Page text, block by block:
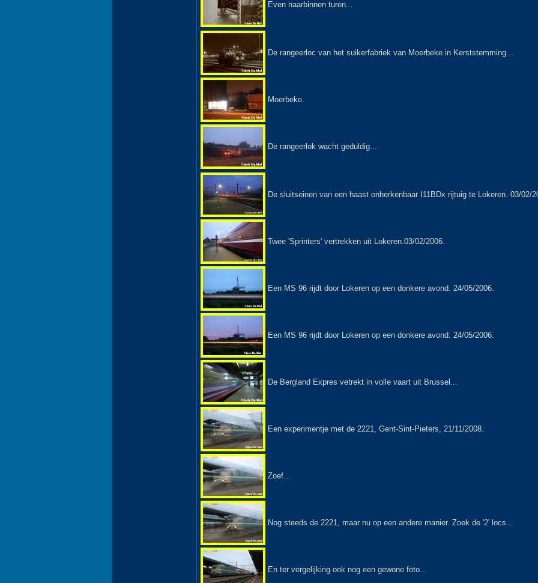
Even naarbinnen turen...
De rangeerloc van het suikerfabriek van Moerbeke in Kerststemming...
Moerbeke.
De rangeerlok wacht geduldig...
De sluitseinen van een haast onherkenbaar I11BDx rijtuig te Lokeren. 03/02/
Twee 'Sprinters' vertrekken uit Lokeren.03/02/2006.
Een MS 96 rijdt door Lokeren op een donkere avond. 24/05/2006.
Een MS 96 rijdt door Lokeren op een donkere avond. 24/05/2006.
De Bergland Expres vetrekt in volle vaart uit Brussel...
Een experimentje met de 2221, Gent-Sint-Pieters, 21/11/2008.
Zoef...
Nog steeds de 2221, maar nu op een andere manier. Zoek de '2' locs...
En ter vergelijking ook nog een gewone foto...